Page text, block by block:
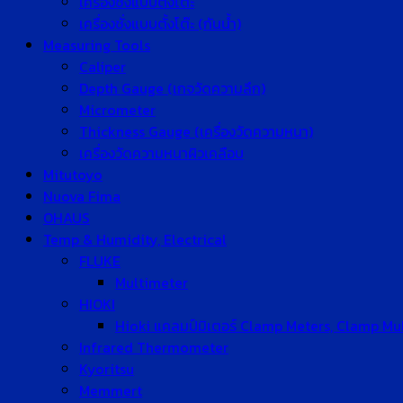
เครื่องชั่งแบบตั้งโต๊ะ (กันน้ำ)
Measuring Tools
Caliper
Depth Gauge (เกจวัดความลึก)
Micrometer
Thickness Gauge (เครื่องวัดความหนา)
เครื่องวัดความหนาผิวเคลือบ
Mitutoyo
Nuova Fima
OHAUS
Temp & Humidity, Electrical
FLUKE
Multimeter
HIOKI
Hioki แคลมป์มิเตอร์ Clamp Meters, Clamp
Infrared Thermometer
Kyoritsu
Memmert